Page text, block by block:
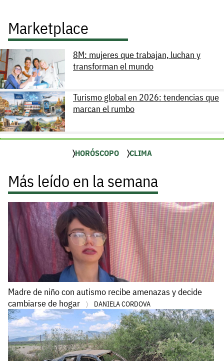
Marketplace
8M: mujeres que trabajan, luchan y
transforman el mundo
Turismo global en 2026: tendencias que
marcan el rumbo
HORÓSCOPO CLIMA
Más leído en la semana
Madre de niño con autismo recibe amenazas y decide
cambiarse de hogar
DANIELA CORDOVA